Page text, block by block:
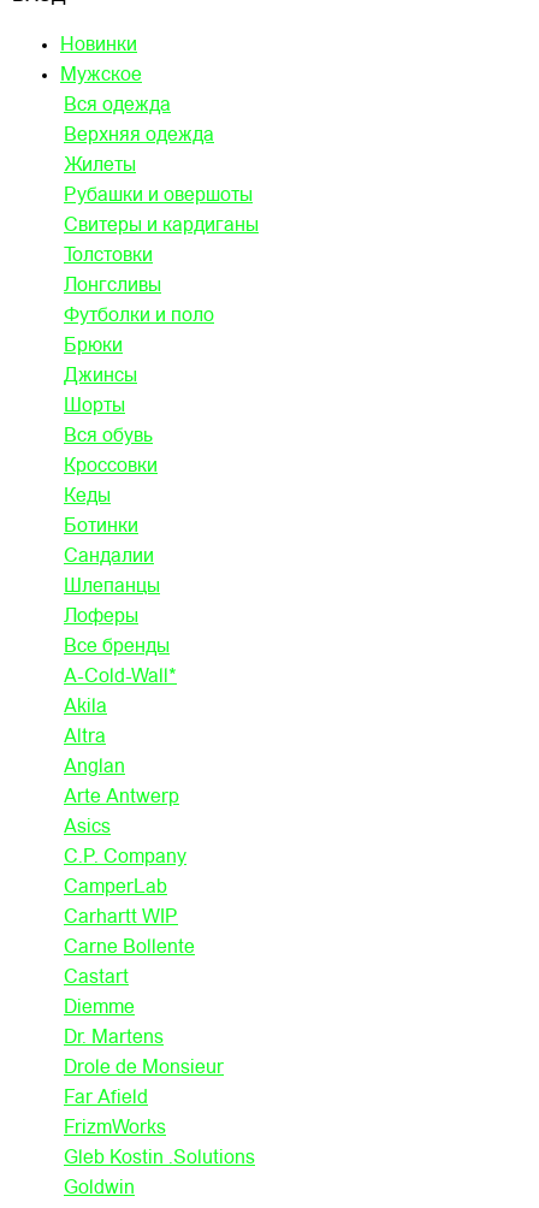
Новинки
Мужское
Вся одежда
Верхняя одежда
Жилеты
Рубашки и овершоты
Свитеры и кардиганы
Толстовки
Лонгсливы
Футболки и поло
Брюки
Джинсы
Шорты
Вся обувь
Кроссовки
Кеды
Ботинки
Сандалии
Шлепанцы
Лоферы
Все бренды
A-Cold-Wall*
Akila
Altra
Anglan
Arte Antwerp
Asics
C.P. Company
CamperLab
Carhartt WIP
Carne Bollente
Castart
Diemme
Dr. Martens
Drole de Monsieur
Far Afield
FrizmWorks
Gleb Kostin .Solutions
Goldwin